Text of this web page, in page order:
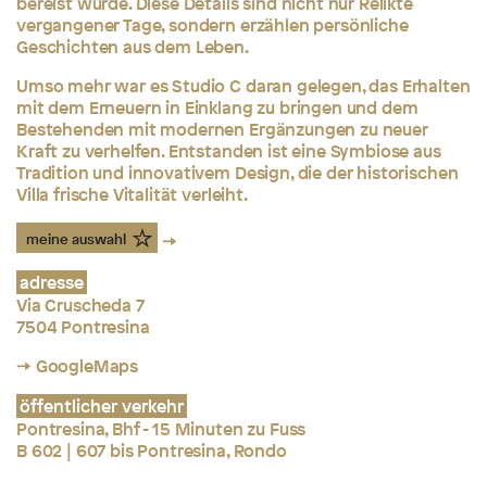
vergangener Tage, sondern erzählen persönliche
Geschichten aus dem Leben.
Umso mehr war es Studio C daran gelegen, das Erhalten
mit dem Erneuern in Einklang zu bringen und dem
Bestehenden mit modernen Ergänzungen zu neuer
Kraft zu verhelfen. Entstanden ist eine Symbiose aus
Tradition und innovativem Design, die der historischen
Villa frische Vitalität verleiht.
meine auswahl
adresse
Via Cruscheda 7
7504 Pontresina
→ GoogleMaps
öffentlicher verkehr
Pontresina, Bhf - 15 Minuten zu Fuss
B 602 | 607 bis Pontresina, Rondo